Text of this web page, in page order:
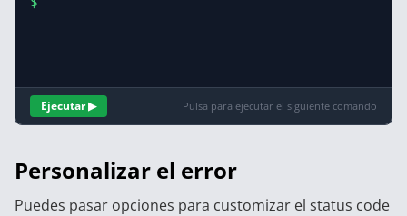
Ejecutar ▶ Pulsa para ejecutar el siguiente comando
Personalizar el error
Puedes pasar opciones para customizar el status code